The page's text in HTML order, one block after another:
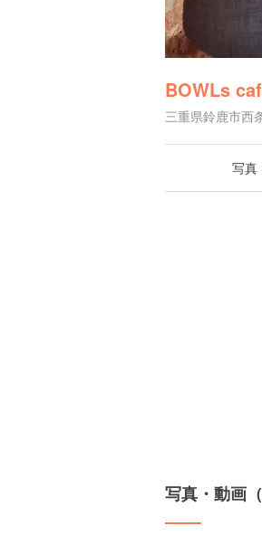
BOWLs
三重県鈴鹿市西
写真
写真・動画（